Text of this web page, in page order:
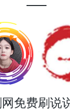
免费刷说